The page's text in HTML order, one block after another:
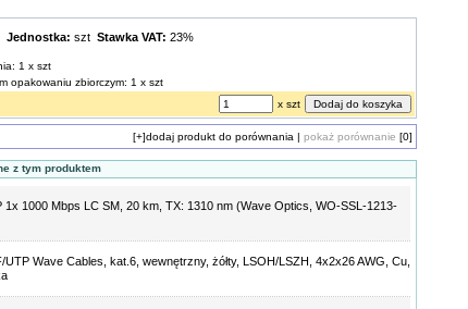
Jednostka: szt Stawka VAT: 23%
1 x szt
opakowaniu zbiorczym: 1 x szt
x szt
[+]dodaj produkt do porównania | pokaż porównanie [0]
z tym produktem
1x 1000 Mbps LC SM, 20 km, TX: 1310 nm (Wave Optics, WO-SSL-1213-
UTP Wave Cables, kat.6, wewnętrzny, żółty, LSOH/LSZH, 4x2x26 AWG, Cu,